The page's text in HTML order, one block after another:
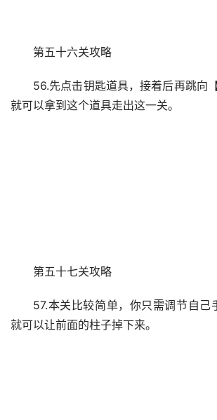
第五十六关攻略
56.先点击钥匙道具，接着后再跳向
就可以拿到这个道具走出这一关。
第五十七关攻略
57.本关比较简单，你只需调节自己
就可以让前面的柱子掉下来。